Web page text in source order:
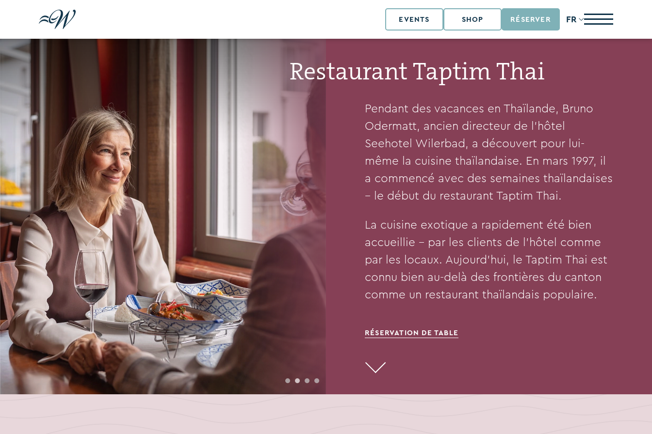
EVENTS SHOP RÉSERVER FR
Restaurant Taptim Thai
Pendant des vacances en Thaïlande, Bruno
Odermatt, ancien directeur de l'hôtel
Seehotel Wilerbad, a découvert pour lui-
même la cuisine thaïlandaise. En mars 1997, il
a commencé avec des semaines thaïlandaises
– le début du restaurant Taptim Thai.
La cuisine exotique a rapidement été bien
accueillie – par les clients de l'hôtel comme
par les locaux. Aujourd'hui, le Taptim Thai est
connu bien au-delà des frontières du canton
comme un restaurant thaïlandais populaire.
RÉSERVATION DE TABLE